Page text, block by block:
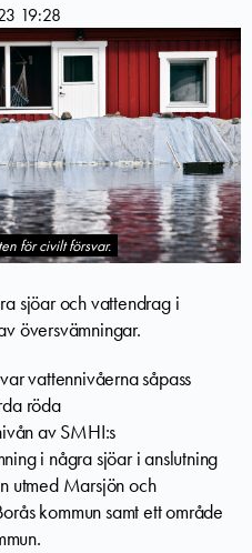
19:28
för civilt försvar.
sjöar och vattendrag i
översvämningar.
vattennivåerna såpass
röda
av SMHI:s
i några sjöar i anslutning
utmed Marsjön och
kommun samtett område